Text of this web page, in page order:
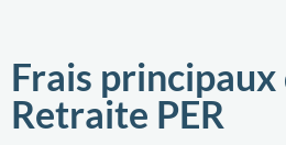
Frais principaux
Retraite PER